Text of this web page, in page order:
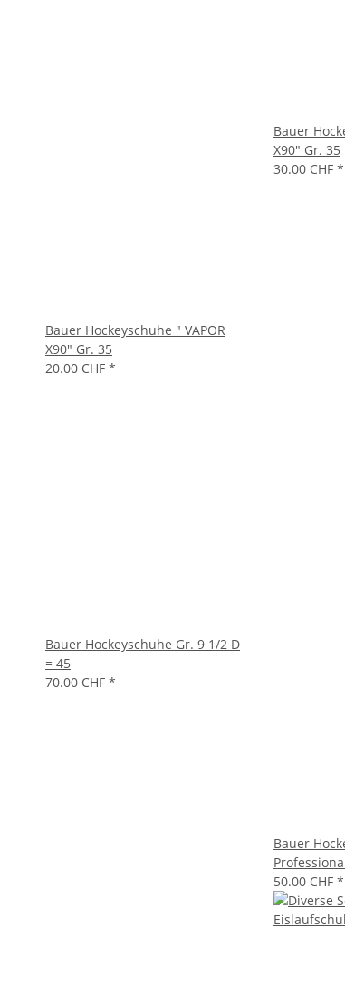
Bauer Hockeyschuhe " VAPOR
X90" Gr. 35
20.00 CHF *
Bauer
X90" Gr. 35
30.00 CHF *
Bauer Hockeyschuhe Gr. 9 1/2 D
= 45
70.00 CHF *
Bauer
50.00 CHF *